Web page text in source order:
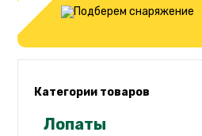
Категории товаров
Лопаты